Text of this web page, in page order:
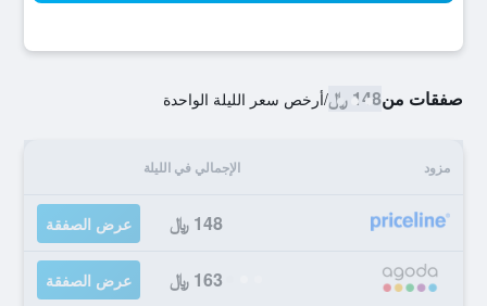
صفقات من148 ﷼ /أرخص سعر الليلة الواحدة
مزود الإجمالي في الليلة
148 ﷼ عرض الصفقة
163 ﷼ عرض الصفقة